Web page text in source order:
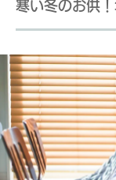
寒い冬のお供